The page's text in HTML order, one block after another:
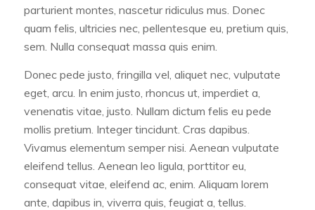
parturient montes, nascetur ridiculus mus. Donec
quam felis, ultricies nec, pellentesque eu, pretium quis,
sem. Nulla consequat massa quis enim.
Donec pede justo, fringilla vel, aliquet nec, vulputate
eget, arcu. In enim justo, rhoncus ut, imperdiet a,
venenatis vitae, justo. Nullam dictum felis eu pede
mollis pretium. Integer tincidunt. Cras dapibus.
Vivamus elementum semper nisi. Aenean vulputate
eleifend tellus. Aenean leo ligula, porttitor eu,
consequat vitae, eleifend ac, enim. Aliquam lorem
ante, dapibus in, viverra quis, feugiat a, tellus.